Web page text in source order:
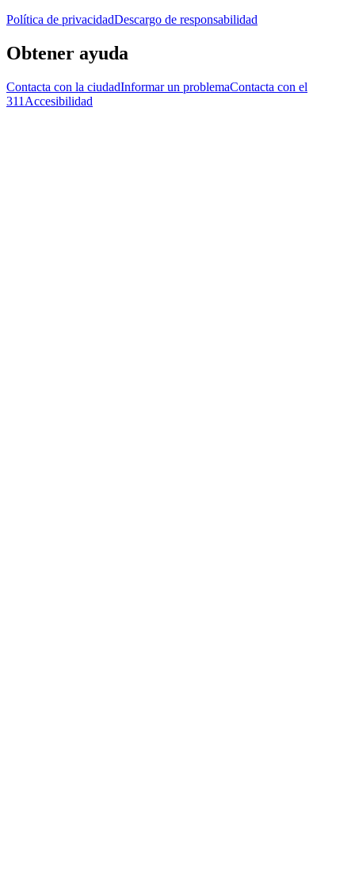
Política de privacidadDescargo de responsabilidad
Obtener ayuda
Contacta con la ciudadInformar un problemaContacta con el
311 Accesibilidad